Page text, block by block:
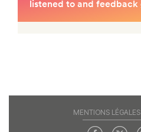
MENTIONS LÉGALES